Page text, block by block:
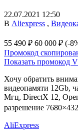
22.07.2021 12:50
В Aliexpress ,
55 490 ₽ 60 000 ₽ (-
Промокод
Показать промокод
Хочу обратить
видеопамяти 12Gb,
Мгц, DirectX 12,
разрешение
AliExpress